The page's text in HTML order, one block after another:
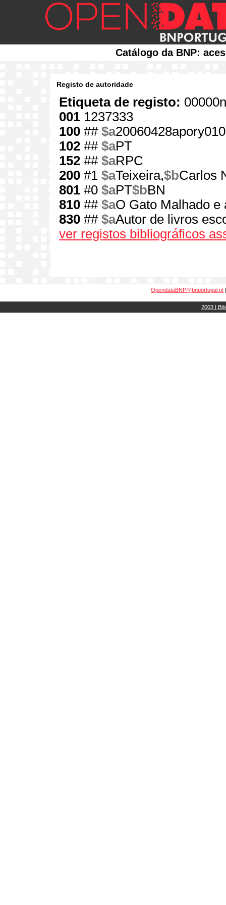
Catálogo da BNP:
Registo de autoridade
Etiqueta de registo:
001 1237333
100 ## $a
102 ## $aPT
152 ## $aRPC
200 #1 $aTeixeira,$bCarlos
801 #0 $aPT$bBN
810 ## $aO Gato Malhado e
830 ## $aAutor de livros
ver registos bibliográficos
OpendataBNP@bnportugal.pt
2003 |